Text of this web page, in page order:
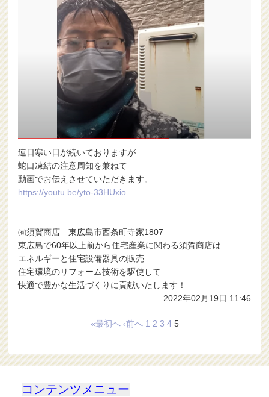
連日寒い日が続いておりますが
蛇口凍結の注意周知を兼ねて
動画でお伝えさせていただきます。
https://youtu.be/yto-33HUxio
㈲須賀商店 東広島市西条町寺家1807
東広島で60年以上前から住宅産業に関わる須賀商店は
エネルギーと住宅設備器具の販売
住宅環境のリフォーム技術を駆使して
快適で豊かな生活づくりに貢献いたします！
2022年02月19日 11:46
«最初へ ‹前へ 1 2 3 4 5
コンテンツメニュー